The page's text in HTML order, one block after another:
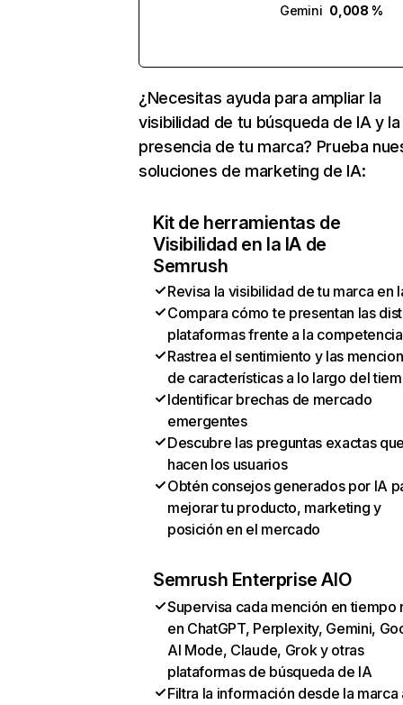
Gemini 0,008 %
¿Necesitas ayuda para ampliar la
visibilidad de tu búsqueda de IA y la
presencia de tu marca? Prueba
soluciones de marketing de IA:
Kit de herramientas de
Visibilidad en la IA de
Semrush
Revisa la visibilidad de tu marca en
Compara cómo te presentan las
plataformas frente a la competencia
Rastrea el sentimiento y las
de características a lo largo del
Identificar brechas de mercado
emergentes
Descubre las preguntas exactas
hacen los usuarios
Obtén consejos generados por IA
mejorar tu producto, marketing y
posición en el mercado
Semrush Enterprise AIO
Supervisa cada mención en tiempo
en ChatGPT, Perplexity, Gemini,
AI Mode, Claude, Grok y otras
plataformas de búsqueda de IA
Filtra la información desde la marca